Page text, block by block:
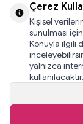
256-bit SSL
© 2026 Mamacı
Çerez
Kişisel
sunulması
Konuyla ilgili
yalnızca
kullanılacaktır.